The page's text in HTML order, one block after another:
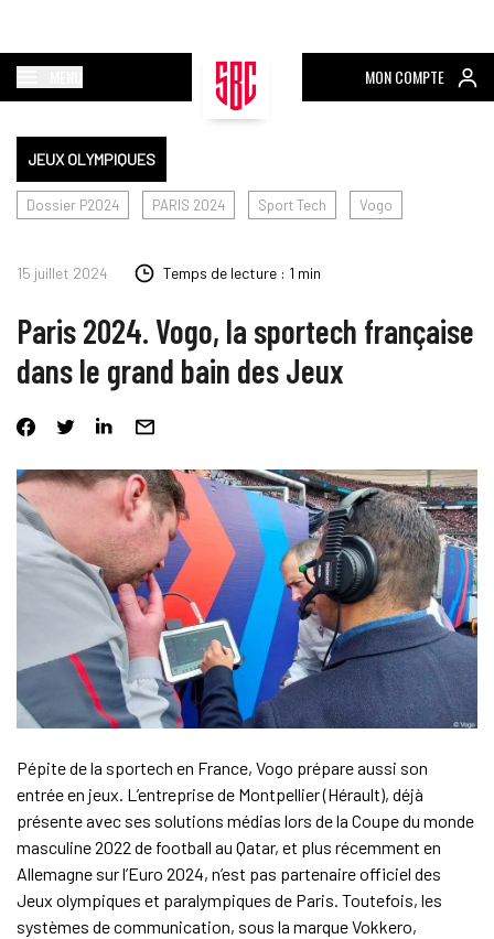
MON COMPTE
JEUX OLYMPIQUES
Dossier P2024 PARIS 2024 Sport Tech Vogo
15 juillet 2024 Temps de lecture : 1 min
Paris 2024. Vogo, la sportech française
dans le grand bain des Jeux
Pépite de la sportech en France, Vogo prépare aussi son
entrée en jeux. L’entreprise de Montpellier (Hérault), déjà
présente avec ses solutions médias lors de la Coupe du monde
masculine 2022 de football au Qatar, et plus récemment en
Allemagne sur l’Euro 2024, n’est pas partenaire officiel des
Jeux olympiques et paralympiques de Paris. Toutefois, les
systèmes de communication, sous la marque Vokkero,